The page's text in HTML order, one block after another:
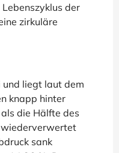
der
zirkuläre
liegt laut dem
knapp hinter
die Hälfte des
wiederverwertet
sank